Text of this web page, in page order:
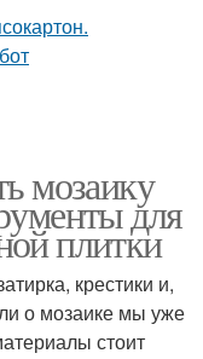
мозаику
для
плитки
крестики и,
о мозаике мы уже
стоит